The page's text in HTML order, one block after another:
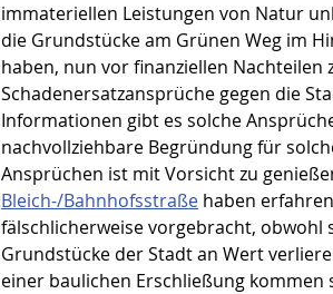
immateriellen Leistungen von Natur
die Grundstücke am Grünen Weg im
haben, nun vor finanziellen Nachteilen
Schadenersatzansprüche gegen die
Informationen gibt es solche
nachvollziehbare Begründung für
Ansprüchen ist mit Vorsicht zu
Bleich-/Bahnhofsstraße haben
fälschlicherweise vorgebracht, obwohl
Grundstücke der Stadt an Wert
einer baulichen Erschließung